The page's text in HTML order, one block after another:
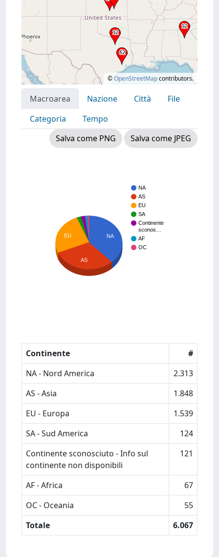
©OpenStreetMapcontributors.
Macroarea Nazione Città
File
Categoria
Tempo
Salva come PNG
Salva come JPEG
NA
AS
EU
SA
Continente
sconos…
AF
OC
NA
EU
AS
Continente
#
NA - Nord America
2.313
AS - Asia
1.848
EU - Europa
1.539
SA - Sud America
124
Continente sconosciuto - Info sul
continente non disponibili
121
AF - Africa
67
OC - Oceania
55
Totale
6.067